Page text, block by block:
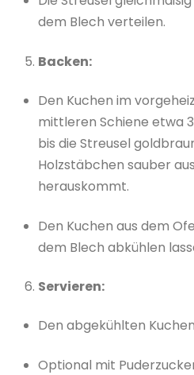
dem Blech verteilen.
Backen:
Den Kuchen im
mittleren Schiene etwa
bis die Streusel
Holzstäbchen sauber
herauskommt.
Den Kuchen aus dem
dem Blech abkühlen
Servieren:
Den abgekühlten
Optional mit